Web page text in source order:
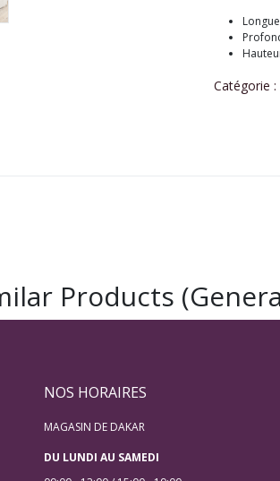
Catégorie :
Products
NOS HORAIRES
MAGASIN DE DAKAR
DU LUNDI AU SAMEDI